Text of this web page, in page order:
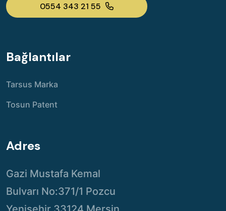
0554 343 21 55
Bağlantılar
Tarsus Marka
Tosun Patent
Adres
Gazi Mustafa Kemal
Bulvarı No:371/1 Pozcu